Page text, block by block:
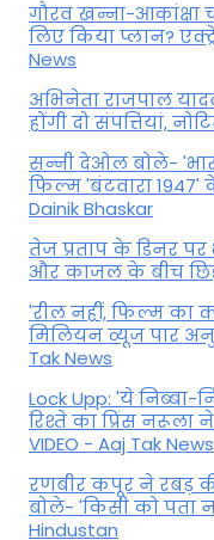
गौरव खन्ना-आकांक्षा
लिए किया प्लान?
News
अभिनेता राजपाल
होंगी दो संपत्तियां,
सन्नी देओल बोले-
फिल्म 'बंटवारा 1947'
Dainik Bhaskar
तेज प्रताप के डिनर पर
और काजल के बीच
'रील नहीं, फिल्म का
मिलियन व्यूज पार
Tak News
Lock Upp: 'ये निब्बा-
रिश्ते का प्रिंस नरूला
VIDEO - Aaj Tak News
रणबीर कपूर ने रबड़
बोले- 'किसी को पता
Hindustan